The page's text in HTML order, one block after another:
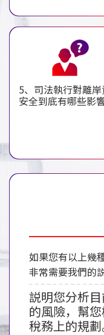
5、司法執行對離
安全到底有哪些影
如果您有以上幾
非常需要我們的
説明您分析
的風險，幫
稅務上的規劃